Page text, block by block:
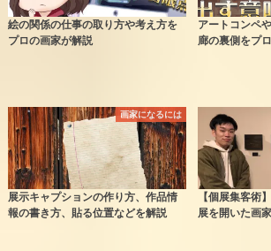
絵の関係の仕事の取り方や考え方を
プロの画家が解説
アートコンペ
廊の裏側をプ
画家になるには
展示キャプションの作り方、作品情
報の書き方、貼る位置などを解説
【個展集客術
展を開いた画